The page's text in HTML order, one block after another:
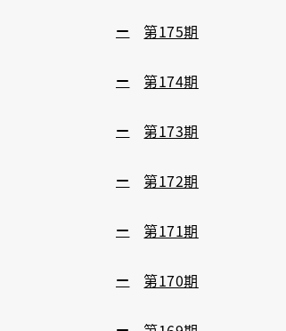
第175期
第174期
第173期
第172期
第171期
第170期